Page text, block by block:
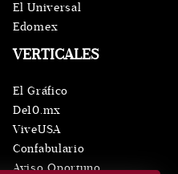
VERTICALES
El Gráfico
De10.mx
ViveUSA
Confabulario
Aviso Oportuno
El Universal
Edomex